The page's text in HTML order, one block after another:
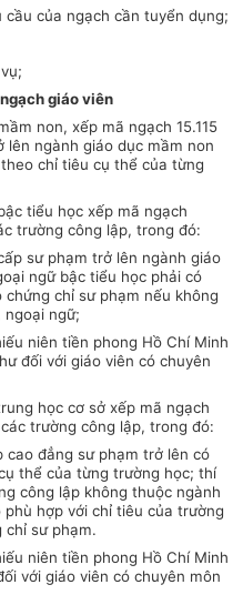
của ngạch cần tuyển dụng;
giáo viên
non, xếp mã ngạch 15.115
ngành giáo dục mầm non
chỉ tiêu cụ thể của từng
tiểu học xếp mã ngạch
trường công lập, trong đó:
sư phạm trở lên ngành giáo
ngữ bậc tiểu học phải có
chỉ sư phạm nếu không
ngữ;
niên tiền phong Hồ Chí Minh
đối với giáo viên có chuyên
học cơ sở xếp mã ngạch
trường công lập, trong đó:
cao đẳng sư phạm trở lên có
thể của từng trường học; thí
công lập không thuộc ngành
phù hợp với chỉ tiêu của trường
chỉ sư phạm.
niên tiền phong Hồ Chí Minh
với giáo viên có chuyên môn